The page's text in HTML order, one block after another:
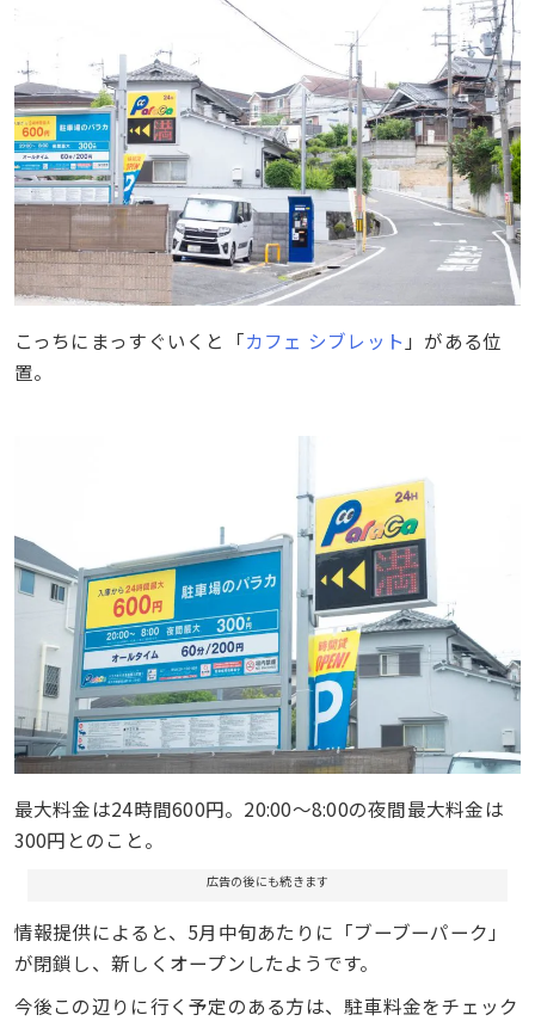
こっちにまっすぐいくと「カフェ シブレット 」がある位
置。
最大料金は24時間600円。20:00〜8:00の夜間最大料金は
300円とのこと。
広告の後にも続きます
情報提供によると、5月中旬あたりに「ブーブーパーク」
が閉鎖し、新しくオープンしたようです。
今後この辺りに行く予定のある方は、駐車料金をチェック